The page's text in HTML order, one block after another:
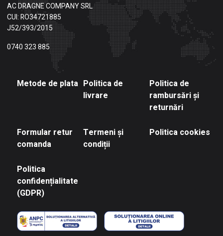
AC DRAGNE COMPANY SRL
CUI: RO34721885
J52/393/2015
0740 323 885
Metode de plata Politica de
livrare
Politica de
rambursări și
returnări
Formular retur
comanda
Termeni și
condiții
Politica cookies
Politica
confidențialitate
(GDPR)